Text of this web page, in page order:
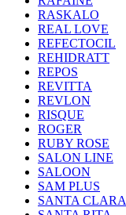
RASKALO
REAL LOVE
REFECTOCIL
REHIDRATT
REPOS
REVITTA
REVLON
RISQUE
ROGER
RUBY ROSE
SALON LINE
SALOON
SAM PLUS
SANTA CLARA